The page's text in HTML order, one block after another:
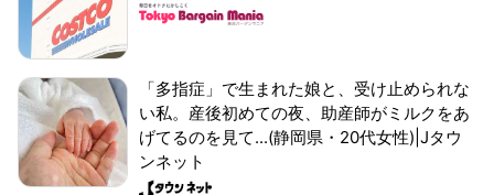
「多指症」で生まれた娘と、受け止められな
い私。産後初めての夜、助産師がミルクをあ
げてるのを見て...(静岡県・20代女性)|Jタウ
ンネット